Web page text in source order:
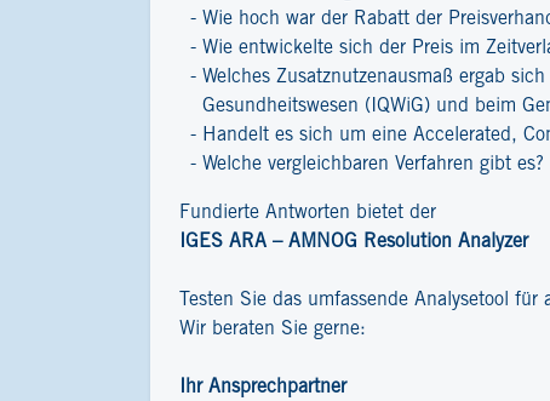
Wie hoch war der Rabatt der
Wie entwickelte sich der Preis im
Welches Zusatznutzenausmaß ergab
Gesundheitswesen (IQWiG) und beim
Handelt es sich um eine Accelerated,
Welche vergleichbaren Verfahren gibt es?
Fundierte Antworten bietet der
IGES ARA – AMNOG Resolution Analyzer
Testen Sie das umfassende Analysetool
Wir beraten Sie gerne:
Ihr Ansprechpartner